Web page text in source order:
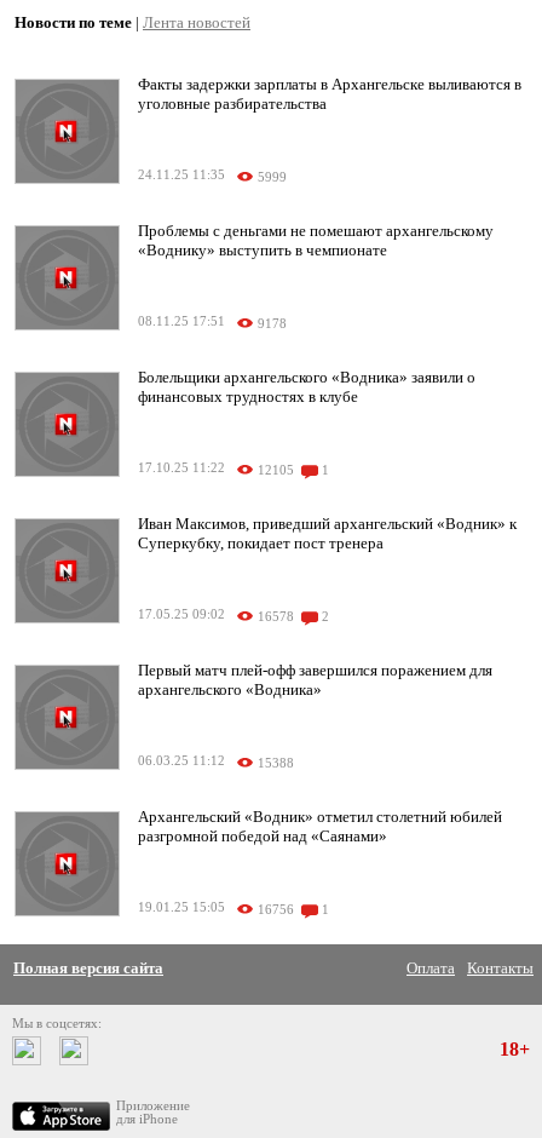
Новости по теме | Лента новостей
Факты задержки зарплаты в Архангельске выливаются в
уголовные разбирательства
24.11.25 11:35 5999
Проблемы с деньгами не помешают архангельскому
«Воднику» выступить в чемпионате
08.11.25 17:51 9178
Болельщики архангельского «Водника» заявили о
финансовых трудностях в клубе
17.10.25 11:22 12105 1
Иван Максимов, приведший архангельский «Водник» к
Суперкубку, покидает пост тренера
17.05.25 09:02 16578 2
Первый матч плей-офф завершился поражением для
архангельского «Водника»
06.03.25 11:12 15388
Архангельский «Водник» отметил столетний юбилей
разгромной победой над «Саянами»
19.01.25 15:05 16756 1
Полная версия сайта Оплата Контакты
Мы в соцсетях:
Приложение
для iPhone
18+